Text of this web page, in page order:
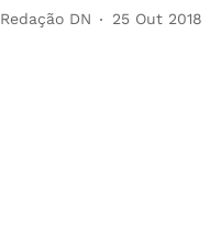
Redação DN 25 Out 2018